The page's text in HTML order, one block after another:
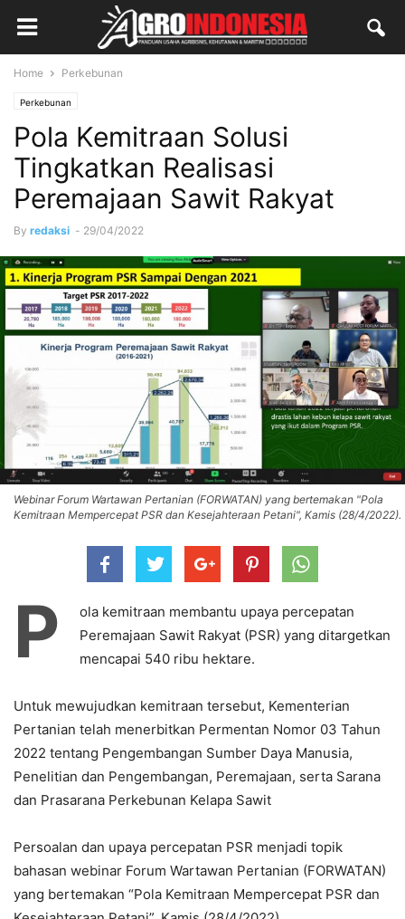
Home Perkebunan
Perkebunan
Pola Kemitraan Solusi
Tingkatkan Realisasi
Peremajaan Sawit Rakyat
By redaksi - 29/04/2022
Webinar Forum Wartawan Pertanian (FORWATAN) yang bertemakan "Pola
Kemitraan Mempercepat PSR dan Kesejahteraan Petani", Kamis (28/4/2022).
P
ola kemitraan membantu upaya percepatan
Peremajaan Sawit Rakyat (PSR) yang ditargetkan
mencapai 540 ribu hektare.
Untuk mewujudkan kemitraan tersebut, Kementerian
Pertanian telah menerbitkan Permentan Nomor 03 Tahun
2022 tentang Pengembangan Sumber Daya Manusia,
Penelitian dan Pengembangan, Peremajaan, serta Sarana
dan Prasarana Perkebunan Kelapa Sawit
Persoalan dan upaya percepatan PSR menjadi topik
bahasan webinar Forum Wartawan Pertanian (FORWATAN)
yang bertemakan “Pola Kemitraan Mempercepat PSR dan